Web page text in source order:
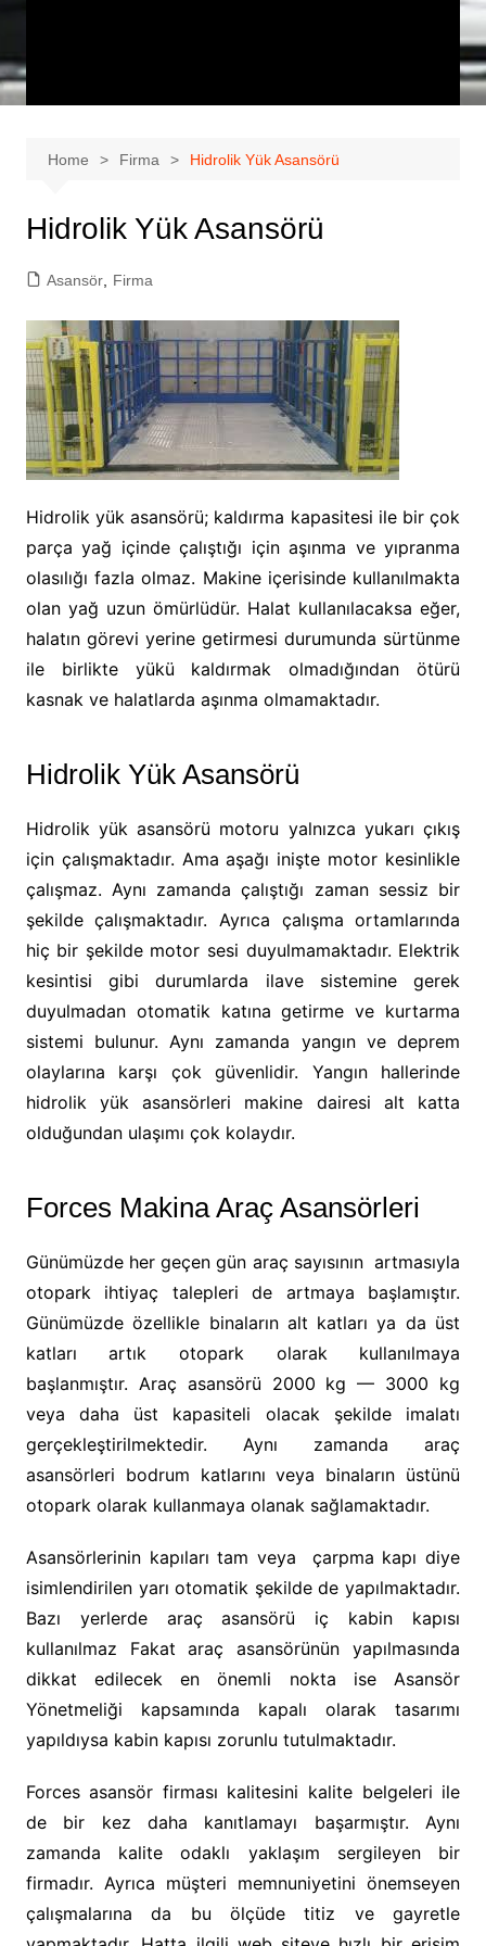
Home Firma Hidrolik Yük Asansörü
Hidrolik Yük Asansörü
Asansör, Firma
Hidrolik yük asansörü; kaldırma kapasitesi ile bir çok
parça yağ içinde çalıştığı için aşınma ve yıpranma
olasılığı fazla olmaz. Makine içerisinde kullanılmakta
olan yağ uzun ömürlüdür. Halat kullanılacaksa eğer,
halatın görevi yerine getirmesi durumunda sürtünme
ile birlikte yükü kaldırmak olmadığından ötürü
kasnak ve halatlarda aşınma olmamaktadır.
Hidrolik Yük Asansörü
Hidrolik yük asansörü motoru yalnızca yukarı çıkış
için çalışmaktadır. Ama aşağı inişte motor kesinlikle
çalışmaz. Aynı zamanda çalıştığı zaman sessiz bir
şekilde çalışmaktadır. Ayrıca çalışma ortamlarında
hiç bir şekilde motor sesi duyulmamaktadır. Elektrik
kesintisi gibi durumlarda ilave sistemine gerek
duyulmadan otomatik katına getirme ve kurtarma
sistemi bulunur. Aynı zamanda yangın ve deprem
olaylarına karşı çok güvenlidir. Yangın hallerinde
hidrolik yük asansörleri makine dairesi alt katta
olduğundan ulaşımı çok kolaydır.
Forces Makina Araç Asansörleri
Günümüzde her geçen gün araç sayısının artmasıyla
otopark ihtiyaç talepleri de artmaya başlamıştır.
Günümüzde özellikle binaların alt katları ya da üst
katları artık otopark olarak kullanılmaya
başlanmıştır. Araç asansörü 2000 kg — 3000 kg
veya daha üst kapasiteli olacak şekilde imalatı
gerçekleştirilmektedir. Aynı zamanda araç
asansörleri bodrum katlarını veya binaların üstünü
otopark olarak kullanmaya olanak sağlamaktadır.
Asansörlerinin kapıları tam veya çarpma kapı diye
isimlendirilen yarı otomatik şekilde de yapılmaktadır.
Bazı yerlerde araç asansörü iç kabin kapısı
kullanılmaz Fakat araç asansörünün yapılmasında
dikkat edilecek en önemli nokta ise Asansör
Yönetmeliği kapsamında kapalı olarak tasarımı
yapıldıysa kabin kapısı zorunlu tutulmaktadır.
Forces asansör firması kalitesini kalite belgeleri ile
de bir kez daha kanıtlamayı başarmıştır. Aynı
zamanda kalite odaklı yaklaşım sergileyen bir
firmadır. Ayrıca müşteri memnuniyetini önemseyen
çalışmalarına da bu ölçüde titiz ve gayretle